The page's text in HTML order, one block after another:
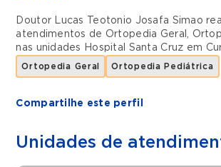
Doutor Lucas Teotonio Josafa Simao
atendimentos de Ortopedia Geral,
nas unidades
Hospital Santa Cruz em
Ortopedia Geral Ortopedia Pediátrica
Compartilhe este perfil
Unidades de